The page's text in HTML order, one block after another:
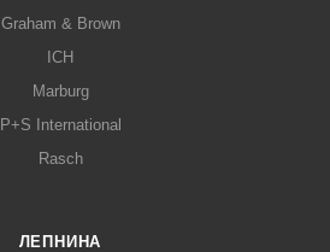
Graham & Brown
ICH
Marburg
P+S International
Rasch
ЛЕПНИНА